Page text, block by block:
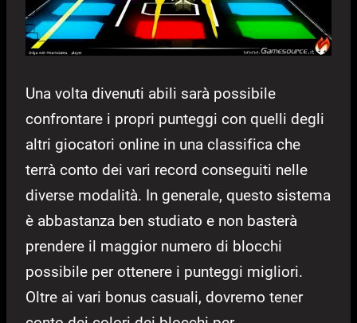
Una volta divenuti abili sarà possibile
confrontare i propri punteggi con quelli degli
altri giocatori online in una classifica che
terrà conto dei vari record conseguiti nelle
diverse modalità. In generale, questo sistema
è abbastanza ben studiato e non basterà
prendere il maggior numero di blocchi
possibile per ottenere i punteggi migliori.
Oltre ai vari bonus casuali, dovremo tener